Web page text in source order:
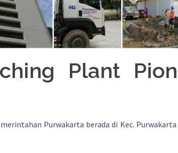
Plant
Purwakarta berada di Kec. Purwakarta